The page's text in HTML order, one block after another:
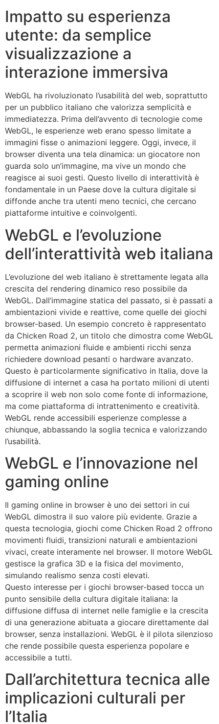
Impatto su esperienza
utente: da semplice
visualizzazione a
interazione immersiva
WebGL ha rivoluzionato l’usabilità del web, soprattutto
per un pubblico italiano che valorizza semplicità e
immediatezza. Prima dell’avvento di tecnologie come
WebGL, le esperienze web erano spesso limitate a
immagini fisse o animazioni leggere. Oggi, invece, il
browser diventa una tela dinamica: un giocatore non
guarda solo un’immagine, ma vive un mondo che
reagisce ai suoi gesti. Questo livello di interattività è
fondamentale in un Paese dove la cultura digitale si
diffonde anche tra utenti meno tecnici, che cercano
piattaforme intuitive e coinvolgenti.
WebGL e l’evoluzione
dell’interattività web italiana
L’evoluzione del web italiano è strettamente legata alla
crescita del rendering dinamico reso possibile da
WebGL. Dall’immagine statica del passato, si è passati a
ambientazioni vivide e reattive, come quelle dei giochi
browser-based. Un esempio concreto è rappresentato
da Chicken Road 2, un titolo che dimostra come WebGL
permetta animazioni fluide e ambienti ricchi senza
richiedere download pesanti o hardware avanzato.
Questo è particolarmente significativo in Italia, dove la
diffusione di internet a casa ha portato milioni di utenti
a scoprire il web non solo come fonte di informazione,
ma come piattaforma di intrattenimento e creatività.
WebGL rende accessibili esperienze complesse a
chiunque, abbassando la soglia tecnica e valorizzando
l’usabilità.
WebGL e l’innovazione nel
gaming online
Il gaming online in browser è uno dei settori in cui
WebGL dimostra il suo valore più evidente. Grazie a
questa tecnologia, giochi come Chicken Road 2 offrono
movimenti fluidi, transizioni naturali e ambientazioni
vivaci, create interamente nel browser. Il motore WebGL
gestisce la grafica 3D e la fisica del movimento,
simulando realismo senza costi elevati.
Questo interesse per i giochi browser-based tocca un
punto sensibile della cultura digitale italiana: la
diffusione diffusa di internet nelle famiglie e la crescita
di una generazione abituata a giocare direttamente dal
browser, senza installazioni. WebGL è il pilota silenzioso
che rende possibile questa esperienza popolare e
accessibile a tutti.
Dall’architettura tecnica alle
implicazioni culturali per
l’Italia